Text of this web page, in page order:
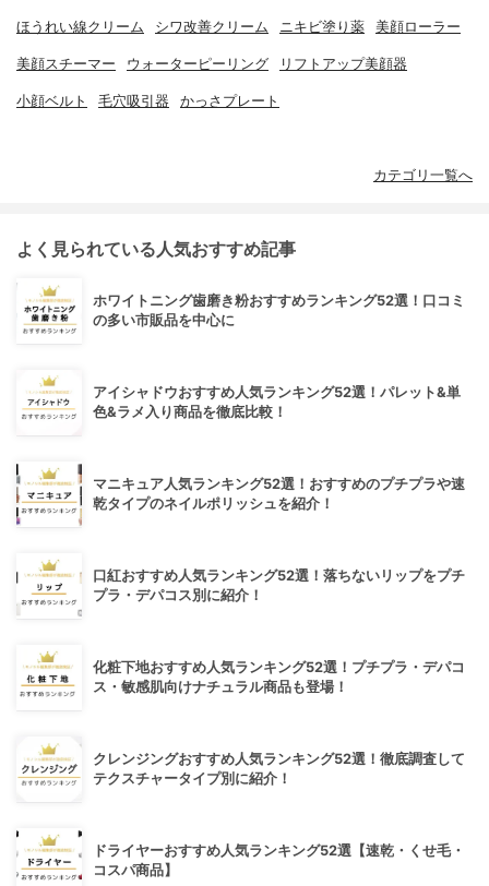
ほうれい線クリーム シワ改善クリーム ニキビ塗り薬 美顔ローラー
美顔スチーマー ウォーターピーリング リフトアップ美顔器
小顔ベルト 毛穴吸引器 かっさプレート
カテゴリ一覧へ
よく見られている人気おすすめ記事
ホワイトニング歯磨き粉おすすめランキング52選！口コミ
の多い市販品を中心に
アイシャドウおすすめ人気ランキング52選！パレット&単
色&ラメ入り商品を徹底比較！
マニキュア人気ランキング52選！おすすめのプチプラや速
乾タイプのネイルポリッシュを紹介！
口紅おすすめ人気ランキング52選！落ちないリップをプチ
プラ・デパコス別に紹介！
化粧下地おすすめ人気ランキング52選！プチプラ・デパコ
ス・敏感肌向けナチュラル商品も登場！
クレンジングおすすめ人気ランキング52選！徹底調査して
テクスチャータイプ別に紹介！
ドライヤーおすすめ人気ランキング52選【速乾・くせ毛・
コスパ商品】